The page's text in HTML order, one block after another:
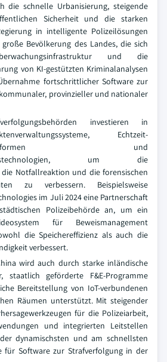
die schnelle Urbanisierung, steigende
Sicherheit und die starken
in intelligente Polizeilösungen
Bevölkerung des Landes, die sich
und die
von KI-gestützten Kriminalanalysen
fortschrittlicher Software zur
provinzieller und nationaler
investieren in
Echtzeit-
und
um die
Notfallreaktion und die forensischen
zu verbessern. Beispielsweise
im Juli 2024 eine Partnerschaft
Polizeibehörde an, um ein
für Beweismanagement
die Speichereffizienz als auch die
verbessert.
wird auch durch starke inländische
staatlich geförderte F&E-Programme
Bereitstellung von IoT-verbundenen
Räumen unterstützt. Mit steigender
für die Polizeiarbeit,
und integrierten Leitstellen
dynamischsten und am schnellsten
für Software zur Strafverfolgung in der